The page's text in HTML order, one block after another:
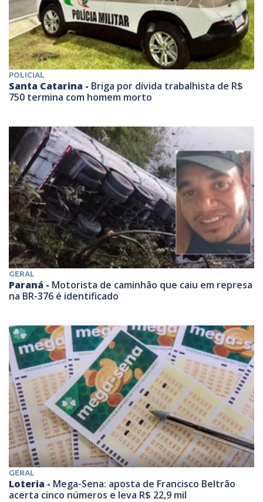
POLICIAL
Santa Catarina - Briga por dívida trabalhista de R$
750 termina com homem morto
GERAL
Paraná - Motorista de caminhão que caiu em represa
na BR-376 é identificado
GERAL
Loteria - Mega-Sena: aposta de Francisco Beltrão
acerta cinco números e leva R$ 22,9 mil